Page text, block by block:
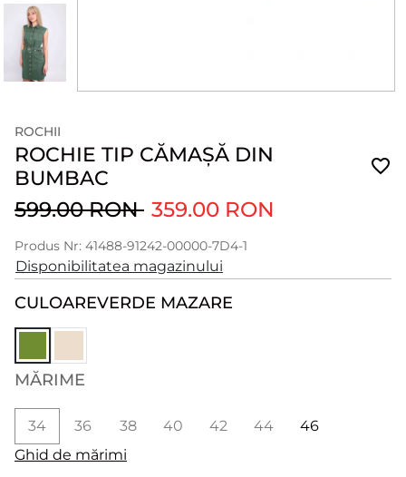
ROCHII
ROCHIE TIP CĂMAȘĂ DIN
BUMBAC
599.00 RON 359.00 RON
Produs Nr: 41488-91242-00000-7D4-1
Disponibilitatea magazinului
CULOAREVERDE MAZARE
MĂRIME
34 36 38 40 42 44
46
Ghid de mărimi